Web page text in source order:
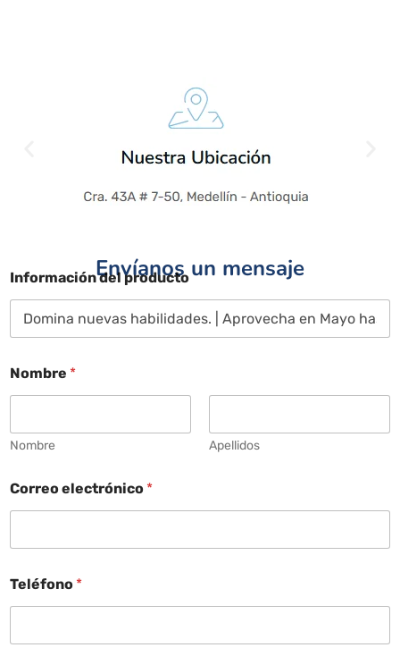
Envíanos un mensaje
Información del producto
Nombre *
Nombre Apellidos
Correo electrónico *
Teléfono *